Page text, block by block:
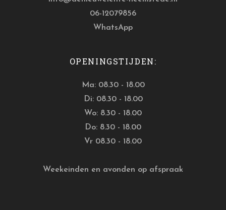
06-12079856
WhatsApp
OPENINGSTIJDEN:
Ma: 08.30 - 18.00
Di: 08.30 - 18.00
Wo: 8.30 - 18.00
Do: 8.30 - 18.00
Vr 08.30 - 18.00
Weekeinden en avonden op afspraak